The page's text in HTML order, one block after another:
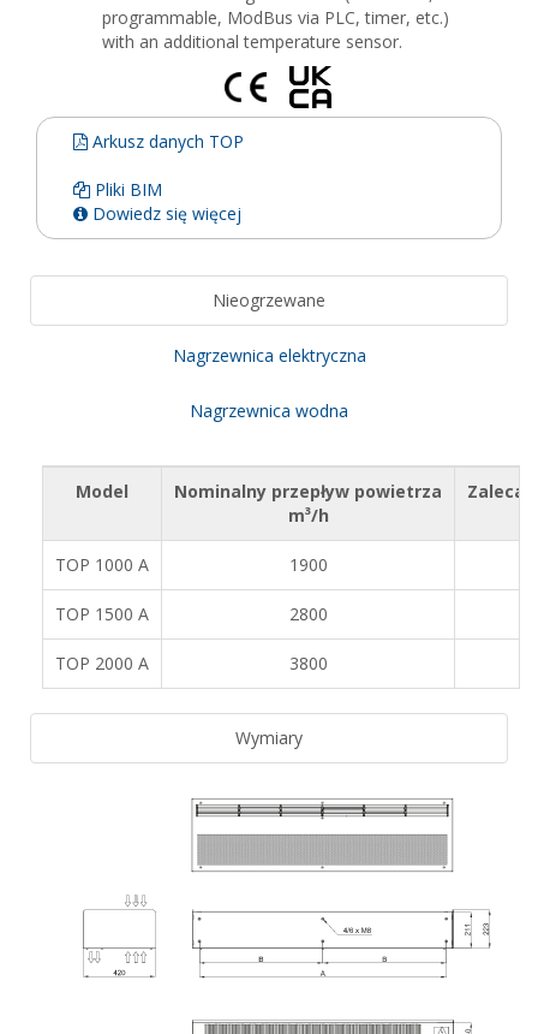
programmable, ModBus via PLC, timer, etc.)
with an additional temperature sensor.
Arkusz danych TOP
Pliki BIM
Dowiedz się więcej
Nieogrzewane
Nagrzewnica elektryczna
Nagrzewnica wodna
Model
Nominalny przepływ powietrza
m³/h
TOP 1000 A 1900
TOP 1500 A 2800
TOP 2000 A 3800
Wymiary